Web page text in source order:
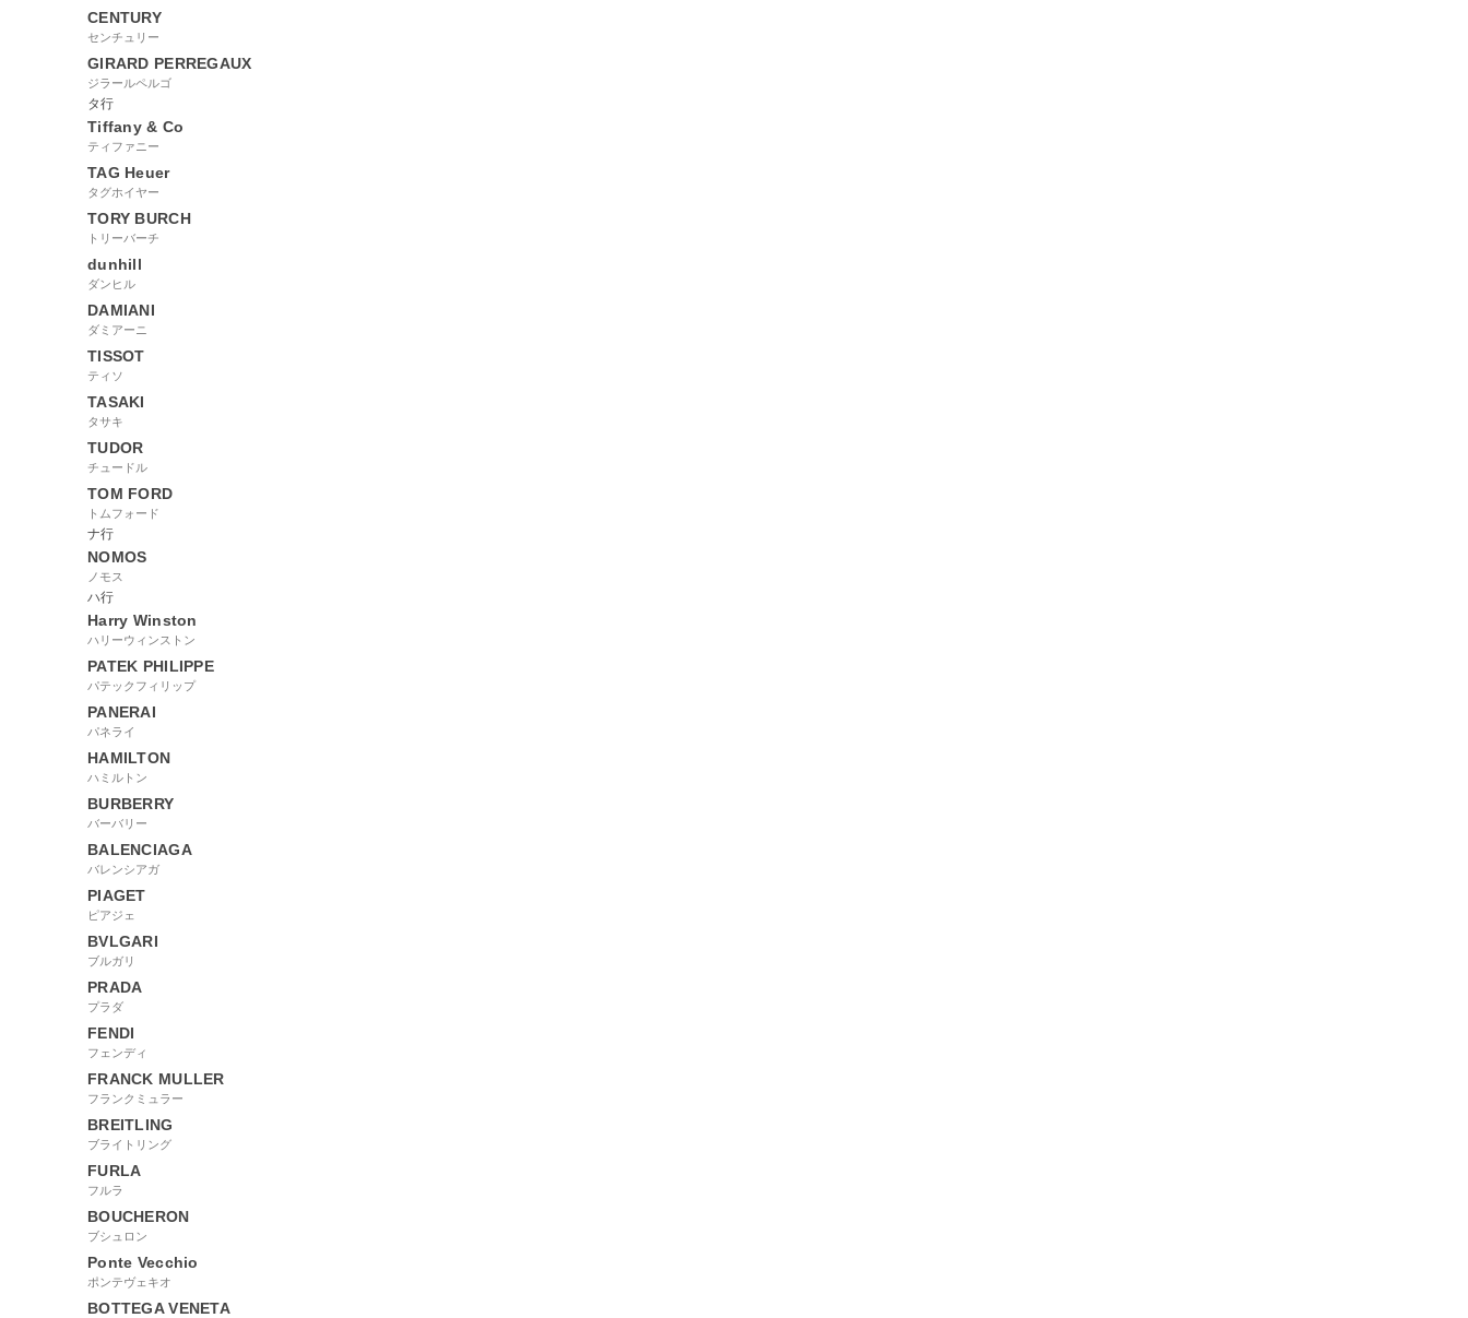
CENTURY
センチュリー
GIRARD PERREGAUX
ジラールペルゴ
タ行
Tiffany & Co
ティファニー
TAG Heuer
タグホイヤー
TORY BURCH
トリーバーチ
dunhill
ダンヒル
DAMIANI
ダミアーニ
TISSOT
ティソ
TASAKI
タサキ
TUDOR
チュードル
TOM FORD
トムフォード
ナ行
NOMOS
ノモス
ハ行
Harry Winston
ハリーウィンストン
PATEK PHILIPPE
パテックフィリップ
PANERAI
パネライ
HAMILTON
ハミルトン
BURBERRY
バーバリー
BALENCIAGA
バレンシアガ
PIAGET
ピアジェ
BVLGARI
ブルガリ
PRADA
プラダ
FENDI
フェンディ
FRANCK MULLER
フランクミュラー
BREITLING
ブライトリング
FURLA
フルラ
BOUCHERON
ブシュロン
Ponte Vecchio
ポンテヴェキオ
BOTTEGA VENETA